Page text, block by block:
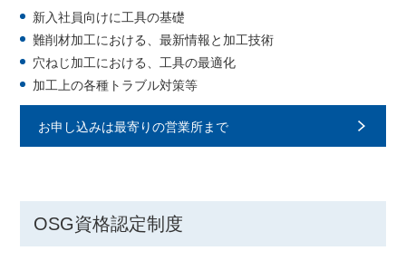
新入社員向けに工具の基礎
難削材加工における、最新情報と加工技術
穴ねじ加工における、工具の最適化
加工上の各種トラブル対策等
お申し込みは最寄りの営業所まで
OSG資格認定制度